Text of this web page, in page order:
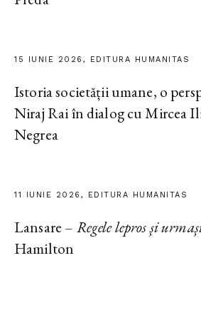
15 IUNIE 2026, EDITURA HUMANITAS
Istoria societății umane, o
Niraj Rai în dialog cu Mircea
Negrea
11 IUNIE 2026, EDITURA HUMANITAS
Lansare – Regele lepros și
Hamilton